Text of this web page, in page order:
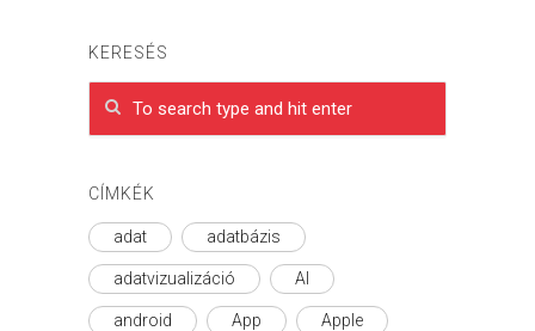
KERESÉS
CÍMKÉK
adat adatbázis
adatvizualizáció AI
android App Apple